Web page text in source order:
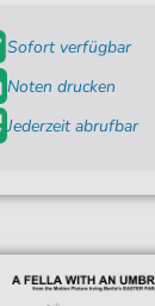
Sofort verfügbar
Noten drucken
Jederzeit abrufbar